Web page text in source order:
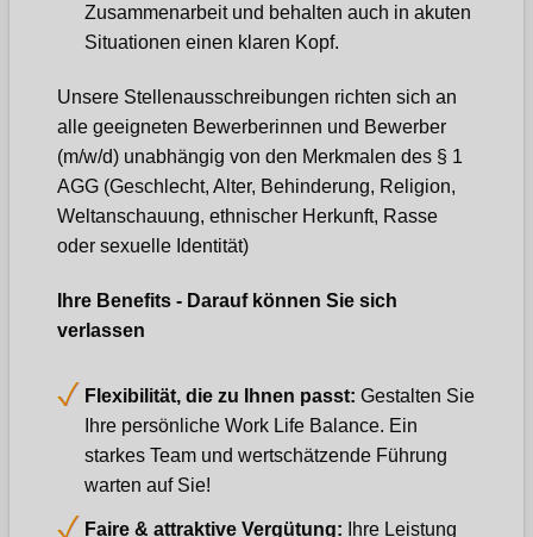
Zusammenarbeit und behalten auch in akuten
Situationen einen klaren Kopf.
Unsere Stellenausschreibungen richten sich an
alle geeigneten Bewerberinnen und Bewerber
(m/w/d) unabhängig von den Merkmalen des § 1
AGG (Geschlecht, Alter, Behinderung, Religion,
Weltanschauung, ethnischer Herkunft, Rasse
oder sexuelle Identität)
Ihre Benefits - Darauf können Sie sich
verlassen
Flexibilität, die zu Ihnen passt: Gestalten Sie
Ihre persönliche Work Life Balance. Ein
starkes Team und wertschätzende Führung
warten auf Sie!
Faire & attraktive Vergütung: Ihre Leistung